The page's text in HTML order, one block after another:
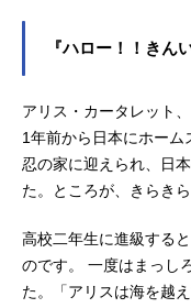
『ハロー！！きん
アリス・カータレット
1年前から日本にホー
忍の家に迎えられ、日
た。ところが、きらき
高校二年生に進級する
のです。 一度はまっし
た。「アリスは海を越